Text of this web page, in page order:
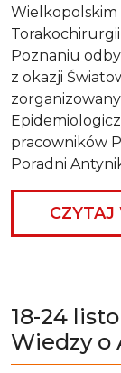
Poznaniu
z okazji
pracowników
Poradni
CZYTAJ
18-24
Wiedzy o